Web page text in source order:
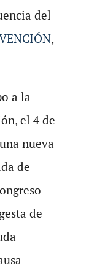
del
,
a la
el 4 de
nueva
de
de